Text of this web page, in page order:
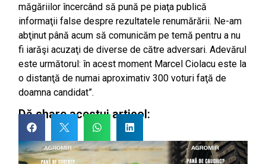
măgăriilor încercând să pună pe piaţa publică
informaţii false despre rezultatele renumărării. Ne-am
abţinut până acum să comunicăm pe temă pentru a nu
fi iarăşi acuzaţi de diverse de către adversari. Adevărul
este următorul: în acest moment Marcel Ciolacu este la
o distanţă de numai aproximativ 300 voturi faţă de
doamna candidat”.
Dă share acestui articol: